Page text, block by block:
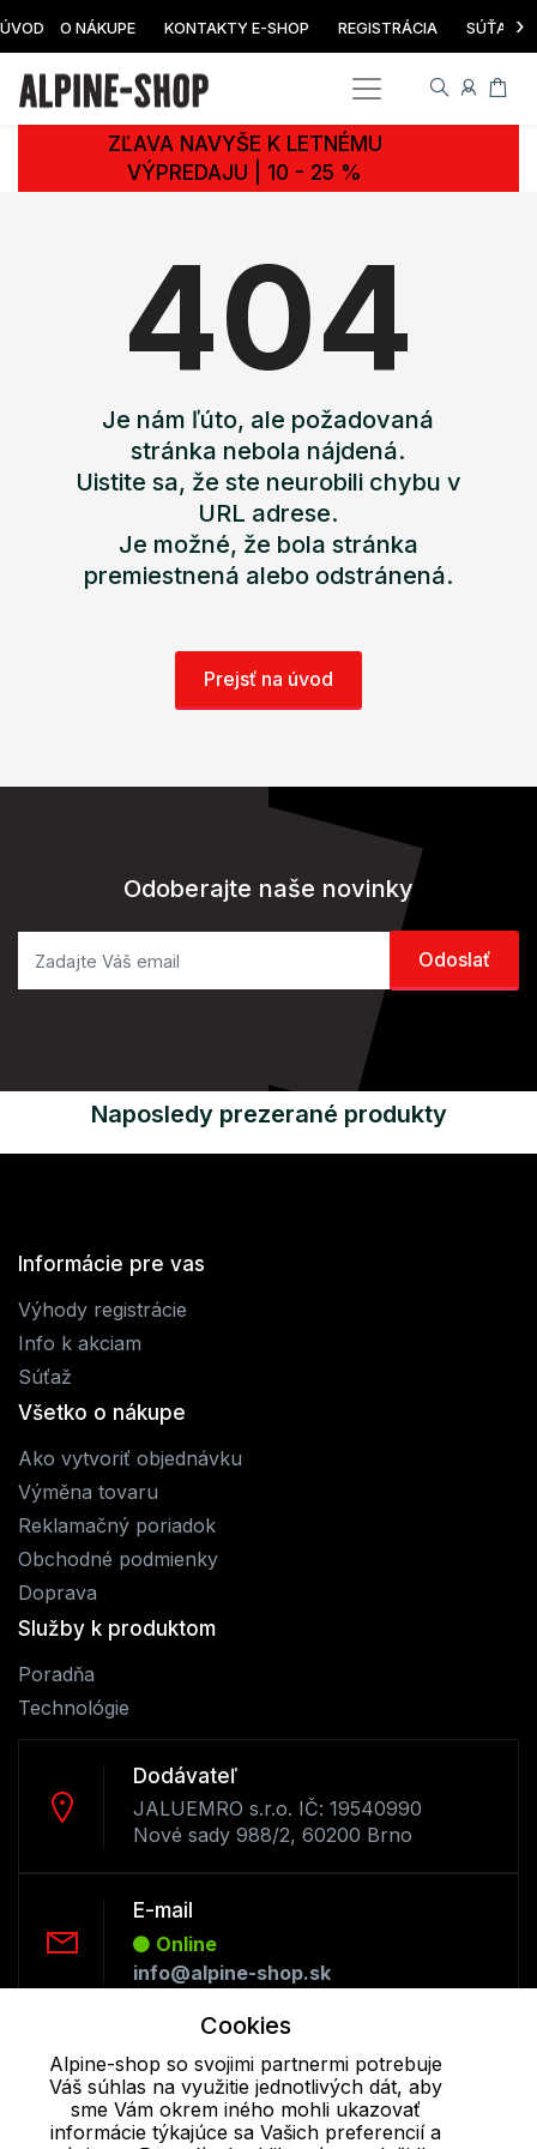
ÚVOD O NÁKUPE KONTAKTY E-SHOP REGISTRÁCIA SÚŤAŽ ›
ZĽAVA NAVYŠE K LETNÉMU
VÝPREDAJU | 10 - 25 %
404
Je nám ľúto, ale požadovaná
stránka nebola nájdená.
Uistite sa, že ste neurobili chybu v
URL adrese.
Je možné, že bola stránka
premiestnená alebo odstránená.
Prejsť na úvod
Odoberajte naše novinky
Naposledy prezerané produkty
Informácie pre vas
Výhody registrácie
Info k akciam
Súťaž
Všetko o nákupe
Ako vytvoriť objednávku
Výměna tovaru
Reklamačný poriadok
Obchodné podmienky
Doprava
Služby k produktom
Poradňa
Technológie
Dodávateľ
JALUEMRO s.r.o. IČ: 19540990
Nové sady 988/2, 60200 Brno
E-mail
Online
info@alpine-shop.sk
Offline
+421 277 270 053
Cookies
Alpine-shop so svojimi partnermi potrebuje
Váš súhlas na využitie jednotlivých dát, aby
sme Vám okrem iného mohli ukazovať
informácie týkajúce sa Vašich preferencií a